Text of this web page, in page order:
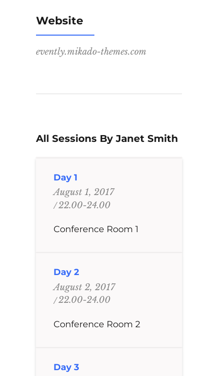
Website
evently.mikado-themes.com
All Sessions By Janet Smith
Day 1
August 1, 2017
22.00-24.00
Conference Room 1
Day 2
August 2, 2017
22.00-24.00
Conference Room 2
Day 3